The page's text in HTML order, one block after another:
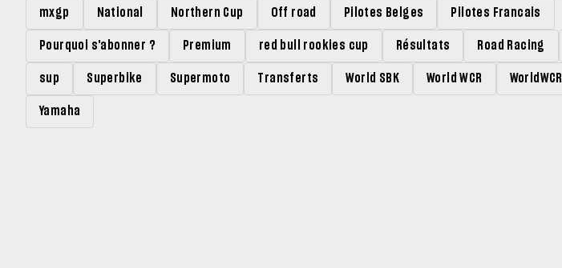
mxgp National Northern Cup Off road Pilotes Belges Pilotes Francais
Pourquoi s'abonner ? Premium red bull rookies cup Résultats Road Racing
sup Superbike Supermoto Transferts World SBK World WCR WorldWCR
Yamaha